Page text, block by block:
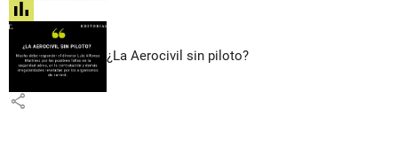
share
¿La Aerocivil sin piloto?
share